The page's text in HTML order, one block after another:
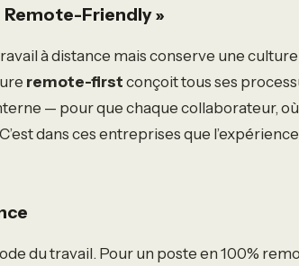
Remote-Friendly »
à distance mais conserve une culture
remote-first conçoit tous ses
— pour que chaque collaborateur, où
dans ces entreprises que
du travail. Pour un poste en 100%